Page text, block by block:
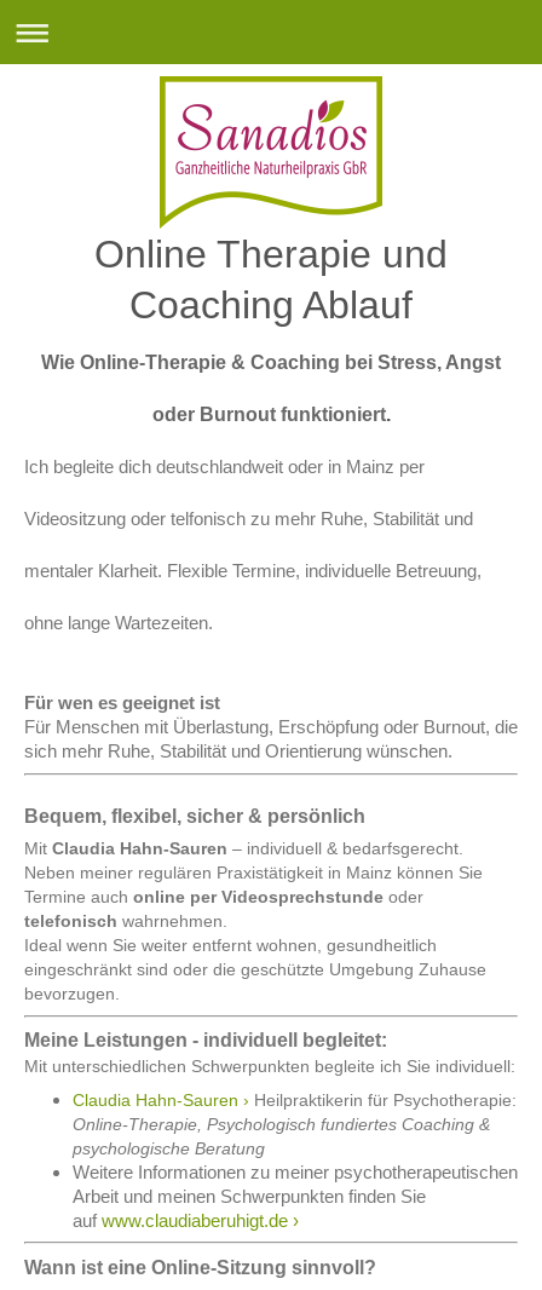
Online Therapie und
Coaching Ablauf
Wie Online-Therapie & Coaching bei Stress, Angst
oder Burnout funktioniert.
Ich begleite dich deutschlandweit oder in Mainz per
Videositzung oder telfonisch zu mehr Ruhe, Stabilität und
mentaler Klarheit. Flexible Termine, individuelle Betreuung,
ohne lange Wartezeiten.
Für wen es geeignet ist
Für Menschen mit Überlastung, Erschöpfung oder Burnout, die
sich mehr Ruhe, Stabilität und Orientierung wünschen.
Bequem, flexibel, sicher & persönlich
Mit Claudia Hahn-Sauren – individuell & bedarfsgerecht.
Neben meiner regulären Praxistätigkeit in Mainz können Sie
Termine auch online per Videosprechstunde oder
telefonisch wahrnehmen.
Ideal wenn Sie weiter entfernt wohnen, gesundheitlich
eingeschränkt sind oder die geschützte Umgebung Zuhause
bevorzugen.
Meine Leistungen - individuell begleitet:
Mit unterschiedlichen Schwerpunkten begleite ich Sie individuell:
Claudia Hahn-Sauren › Heilpraktikerin für Psychotherapie:
Online-Therapie, Psychologisch fundiertes Coaching &
psychologische Beratung
Weitere Informationen zu meiner psychotherapeutischen
Arbeit und meinen Schwerpunkten finden Sie
aufwww.claudiaberuhigt.de ›
Wann ist eine Online-Sitzung sinnvoll?